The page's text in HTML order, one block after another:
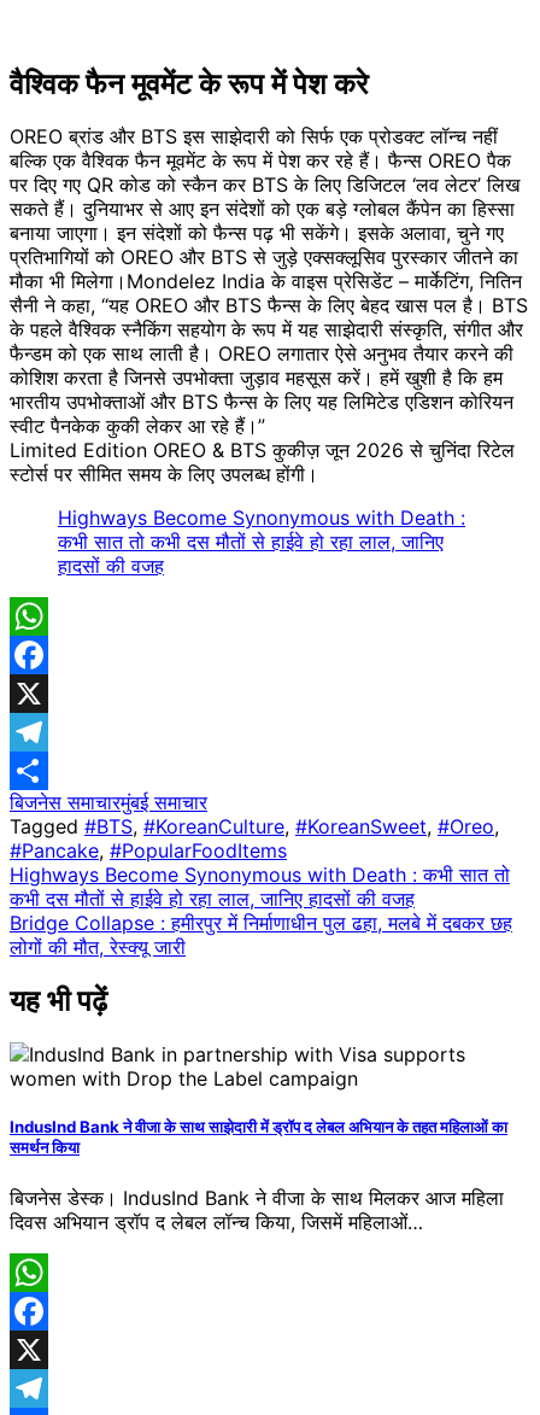
वैश्विक फैन मूवमेंट के रूप में पेश करे
OREO ब्रांड और BTS इस साझेदारी को सिर्फ एक प्रोडक्ट लॉन्च नहीं
बल्कि एक वैश्विक फैन मूवमेंट के रूप में पेश कर रहे हैं। फैन्स OREO पैक
पर दिए गए QR कोड को स्कैन कर BTS के लिए डिजिटल ‘लव लेटर’ लिख
सकते हैं। दुनियाभर से आए इन संदेशों को एक बड़े ग्लोबल कैंपेन का हिस्सा
बनाया जाएगा। इन संदेशों को फैन्स पढ़ भी सकेंगे। इसके अलावा, चुने गए
प्रतिभागियों को OREO और BTS से जुड़े एक्सक्लूसिव पुरस्कार जीतने का
मौका भी मिलेगा।Mondelez India के वाइस प्रेसिडेंट – मार्केटिंग, नितिन
सैनी ने कहा, “यह OREO और BTS फैन्स के लिए बेहद खास पल है। BTS
के पहले वैश्विक स्नैकिंग सहयोग के रूप में यह साझेदारी संस्कृति, संगीत और
फैन्डम को एक साथ लाती है। OREO लगातार ऐसे अनुभव तैयार करने की
कोशिश करता है जिनसे उपभोक्ता जुड़ाव महसूस करें। हमें खुशी है कि हम
भारतीय उपभोक्ताओं और BTS फैन्स के लिए यह लिमिटेड एडिशन कोरियन
स्वीट पैनकेक कुकी लेकर आ रहे हैं।”
Limited Edition OREO & BTS कुकीज़ जून 2026 से चुनिंदा रिटेल
स्टोर्स पर सीमित समय के लिए उपलब्ध होंगी।
Highways Become Synonymous with Death :
कभी सात तो कभी दस मौतों से हाईवे हो रहा लाल, जानिए
हादसों की वजह
WhatsApp
Facebook
X
Telegram
Share
बिजनेस समाचारमुंबई समाचार
Tagged #BTS, #KoreanCulture, #KoreanSweet, #Oreo,
#Pancake, #PopularFoodItems
Post
navigation
Highways Become Synonymous with Death : कभी सात तो
कभी दस मौतों से हाईवे हो रहा लाल, जानिए हादसों की वजह
Bridge Collapse : हमीरपुर में निर्माणाधीन पुल ढहा, मलबे में दबकर छह
लोगों की मौत, रेस्क्यू जारी
यह भी पढ़ें
IndusInd Bank ने वीजा के साथ साझेदारी में ड्रॉप द लेबल अभियान के तहत महिलाओं का
समर्थन किया
बिजनेस डेस्क। IndusInd Bank ने वीजा के साथ मिलकर आज महिला
दिवस अभियान ड्रॉप द लेबल लॉन्च किया, जिसमें महिलाओं…
WhatsApp
Facebook
X